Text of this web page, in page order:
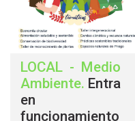
LOCAL - Medio
Ambiente. Entra
en
funcionamiento